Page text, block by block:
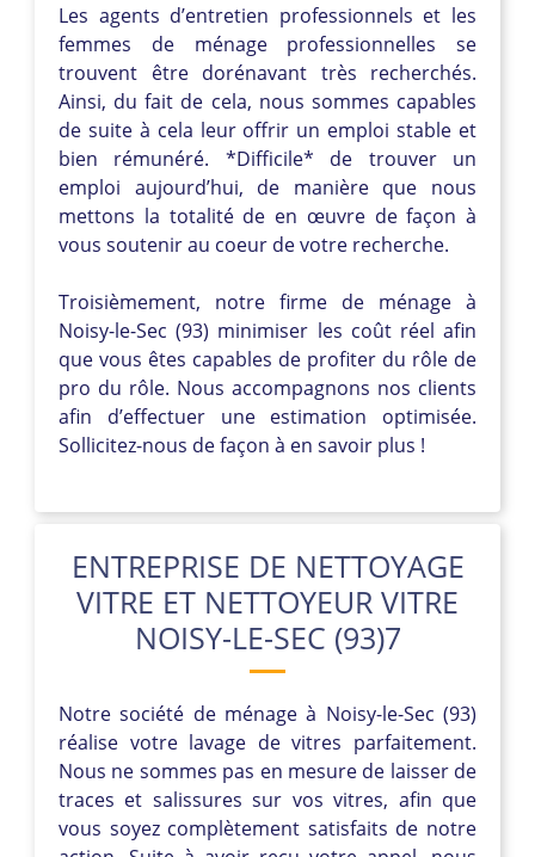
Les agents d’entretien professionnels et les
femmes de ménage professionnelles se
trouvent être dorénavant très recherchés.
Ainsi, du fait de cela, nous sommes capables
de suite à cela leur offrir un emploi stable et
bien rémunéré. *Difficile* de trouver un
emploi aujourd’hui, de manière que nous
mettons la totalité de en œuvre de façon à
vous soutenir au coeur de votre recherche.
Troisièmement, notre firme de ménage à
Noisy-le-Sec (93) minimiser les coût réel afin
que vous êtes capables de profiter du rôle de
pro du rôle. Nous accompagnons nos clients
afin d’effectuer une estimation optimisée.
Sollicitez-nous de façon à en savoir plus !
ENTREPRISE DE NETTOYAGE
VITRE ET NETTOYEUR VITRE
NOISY-LE-SEC (93)7
Notre société de ménage à Noisy-le-Sec (93)
réalise votre lavage de vitres parfaitement.
Nous ne sommes pas en mesure de laisser de
traces et salissures sur vos vitres, afin que
vous soyez complètement satisfaits de notre